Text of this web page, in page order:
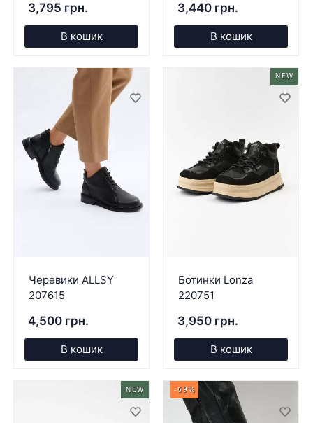
3,795 грн.
В кошик
3,440 грн.
В кошик
Черевики ALLSY
207615
4,500 грн.
В кошик
NEW
Ботинки Lonza
220751
3,950 грн.
В кошик
NEW -69%